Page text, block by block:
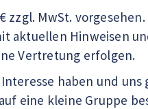
zzgl. MwSt.
aktuellen Hinweisen
Vertretung erfolgen.
haben und
eine kleine Gruppe